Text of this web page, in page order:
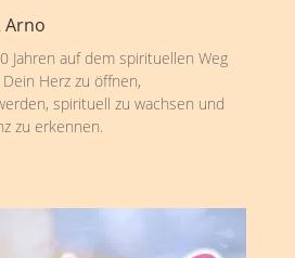
Arno
Jahren auf dem spirituellen Weg
Herz zu öffnen,
spirituell zu wachsen und
zu erkennen.